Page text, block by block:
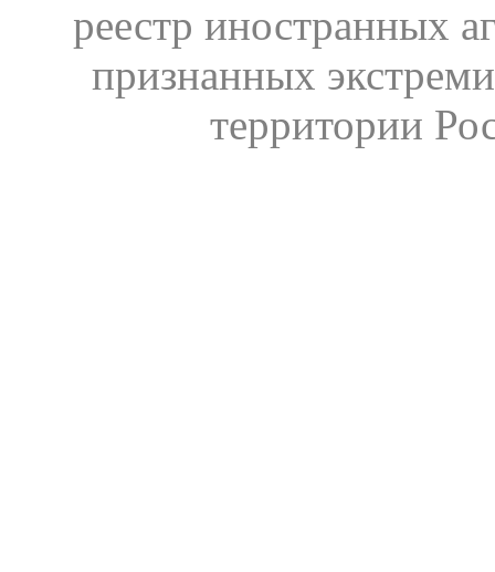
реестр иностранных
признанных
территории